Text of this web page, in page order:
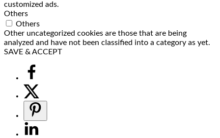
customized ads.
Others
Others
Other uncategorized cookies are those that are being
analyzed and have not been classified into a category as yet.
SAVE & ACCEPT